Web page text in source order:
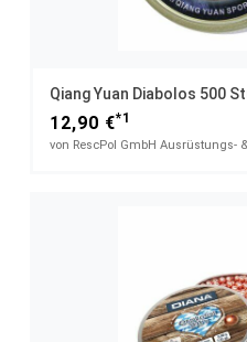
Qiang Yuan Diabolos 500
12,90 €*1
von RescPol GmbH Ausrüstungs-